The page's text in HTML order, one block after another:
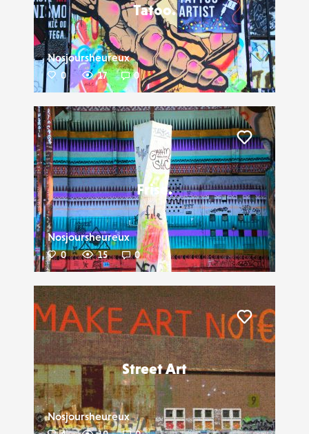
Tatoo.
Nosjoursheureux
0 17 0
Frise.
Nosjoursheureux
0 15 0
Liker
Street Art
Nosjoursheureux
Liker